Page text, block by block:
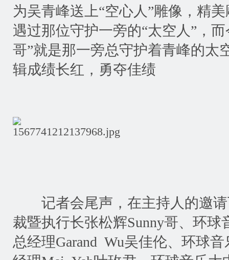
为吴青峰送上“空心人 ”雕像，精
遇过那位守护一旁的“太空人 ” ，
哥”就是那一旁总守护着青峰的太
辑成绩长红，勇夺佳绩
记者会尾声，在主持人的邀
裁暨执行长张松辉Sunny哥、环球
总经理Garand Wu吴佳伦、环球